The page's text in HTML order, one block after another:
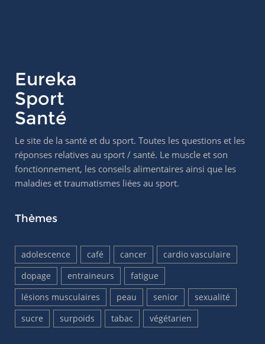
Eureka
Sport
Santé
Le site de la santé et du sport. Toutes les questions et les
réponses relatives au sport / santé. Le muscle et son
fonctionnement, les conseils alimentaires ainsi que les
maladies et traumatismes liées au sport.
Thèmes
adolescence café cancer
cardio vasculaire
dopage
entraineurs
fatigue
lésions musculaires
peau senior
sexualité
sucre
surpoids tabac végétarien